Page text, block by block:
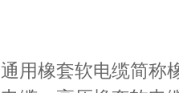
通用橡套软电缆简称